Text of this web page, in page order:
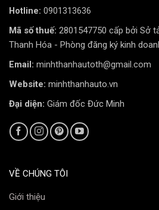
Kết nối wifi Camera hành trình
truyền tải video nhanh chóng
VIETMAP TS-2K trang bị công
xuất video, cập nhật dữ liệu cảnh
Hotline: 0901313636
Mã số thuế: 2801547750 cấp bởi Sở
Thanh Hóa - Phòng đăng ký kinh
Email: minhthanhautoth@gmail.com
Website: minhthanhauto.vn
Đại diện: Giám đốc Đức Minh
VỀ CHÚNG TÔI
Giới thiệu